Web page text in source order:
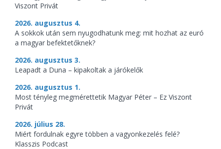
Viszont Privát
2026. augusztus 4.
A sokkok után sem nyugodhatunk meg: mit hozhat az euró
a magyar befektetőknek?
2026. augusztus 3.
Leapadt a Duna – kipakoltak a járókelők
2026. augusztus 1.
Most tényleg megmérettetik Magyar Péter – Ez Viszont
Privát
2026. július 28.
Miért fordulnak egyre többen a vagyonkezelés felé?
Klasszis Podcast